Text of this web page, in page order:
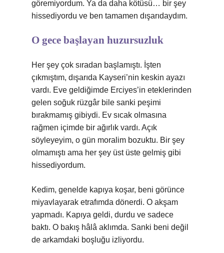
göremiyordum. Ya da daha kötüsü… bir şey
hissediyordu ve ben tamamen dışarıdaydım.
O gece başlayan huzursuzluk
Her şey çok sıradan başlamıştı. İşten
çıkmıştım, dışarıda Kayseri’nin keskin ayazı
vardı. Eve geldiğimde Erciyes’in eteklerinden
gelen soğuk rüzgâr bile sanki peşimi
bırakmamış gibiydi. Ev sıcak olmasına
rağmen içimde bir ağırlık vardı. Açık
söyleyeyim, o gün moralim bozuktu. Bir şey
olmamıştı ama her şey üst üste gelmiş gibi
hissediyordum.
Kedim, genelde kapıya koşar, beni görünce
miyavlayarak etrafımda dönerdi. O akşam
yapmadı. Kapıya geldi, durdu ve sadece
baktı. O bakış hâlâ aklımda. Sanki beni değil
de arkamdaki boşluğu izliyordu.